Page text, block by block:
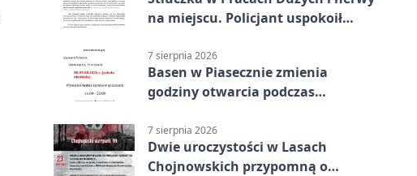
na miejscu. Policjant uspokoił
7 sierpnia 2026
Basen w Piasecznie zmienia
godziny otwarcia podczas
7 sierpnia 2026
Dwie uroczystości w Lasach
Chojnowskich przypomną o